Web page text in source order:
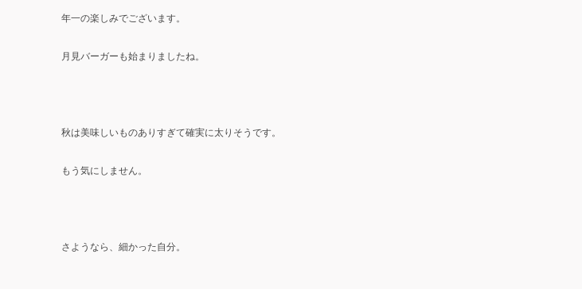
年一の楽しみでございます。
月見バーガーも始まりましたね。
秋は美味しいものありすぎて確実に太りそうです。
もう気にしません。
さようなら、細かった自分。